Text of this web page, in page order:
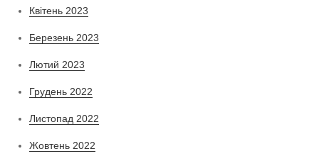
Квітень 2023
Березень 2023
Лютий 2023
Грудень 2022
Листопад 2022
Жовтень 2022